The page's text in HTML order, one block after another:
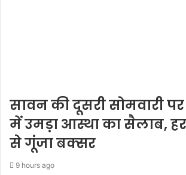
सावन की दूसरी सोमवारी
में उमड़ा आस्था का सैलाब,
से गूंजा बक्सर
9 hours ago